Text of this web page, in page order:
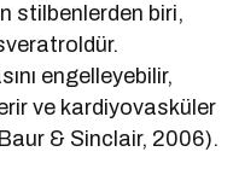
stilbenlerden biri,
engelleyebilir,
ve kardiyovasküler
& Sinclair, 2006).